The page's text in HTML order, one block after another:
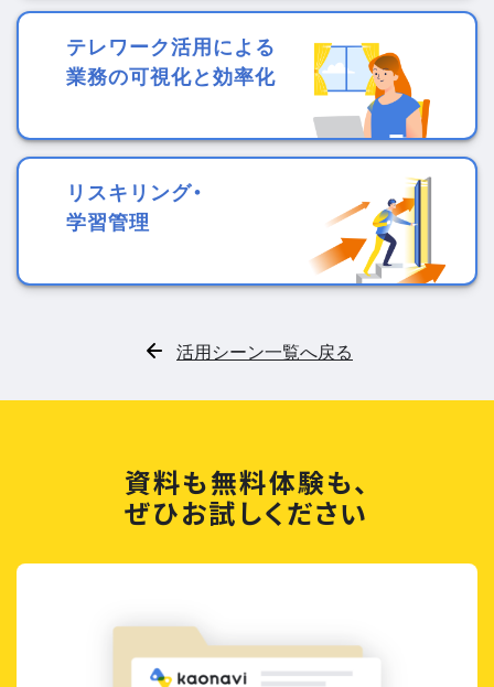
テレワーク活用による
業務の可視化と効率化
リスキリング・
学習管理
活用シーン一覧へ戻る
資料も無料体験も、
ぜひお試しください